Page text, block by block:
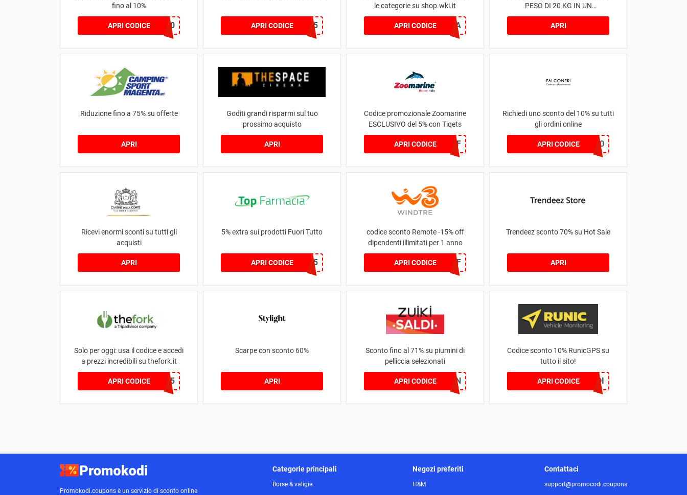
fino al 10%
APRI CODICE
NOUVEAU10 APRI CODICE JDL25
le categorie su shop.wki.it
APRI CODICE5C100E8A
PESO DI 20 KG IN UN
TRATTAMENTO
APRI
Riduzione fino a 75% su offerte
APRI
Goditi grandi risparmi sul tuo
prossimo acquisto
APRI
Codice promozionale Zoomarine
ESCLUSIVO del 5% con Tiqets
APRI CODICE
TIKATO5OFF
Richiedi uno sconto del 10% su tutti
gli ordini online
APRI CODICE
WELCOME10
Ricevi enormi sconti su tutti gli
acquisti
APRI
5% extra sui prodotti Fuori Tutto
APRI CODICETOPFUORI5
codice sconto Remote -15% off
dipendenti illimitati per 1 anno
APRI CODICERFS15OFF
Trendeez sconto 70% su Hot Sale
APRI
Solo per oggi: usa il codice e accedi
a prezzi incredibili su thefork.it
APRI CODICE7DC3E6F5
Scarpe con sconto 60%
APRI
Sconto fino al 71% su piumini di
pelliccia selezionati
APRI CODICE SCAN
Codice sconto 10% RunicGPS su
tutto il sito!
APRI CODICE
RUNICPICODI
Promokodi.coupons è un servizio di sconto online
Categorie principali
Borse & valigie
Negozi preferiti
H&M
Contattaci
support@promocodi.coupons